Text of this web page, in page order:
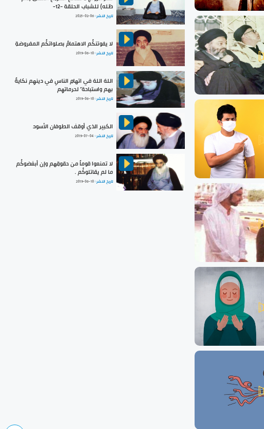
ظله) للشباب الحلقة -12-
تاريخ النشر :2025-02-06
لا يفوتنكُم الاهتمامُ بصلواتكُم المفروضةِ
تاريخ النشر :2019-06-10
اللهَ اللهَ في اتهامِ الناسِ في دينهِم نكايةً
بهم واستباحة ً لحرماتهِم
تاريخ النشر :2019-06-10
الكبير الذي أوقف الطوفان الأسود
تاريخ النشر : 2019-07-04
لا تمنعوا قوماً من حقوقِهم وإن أبغضوكُم
ما لم يقاتلوكُم .
تاريخ النشر :2019-06-10